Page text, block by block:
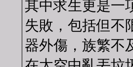
其中求生更是一
失敗，包括但不
器外傷，族繁不